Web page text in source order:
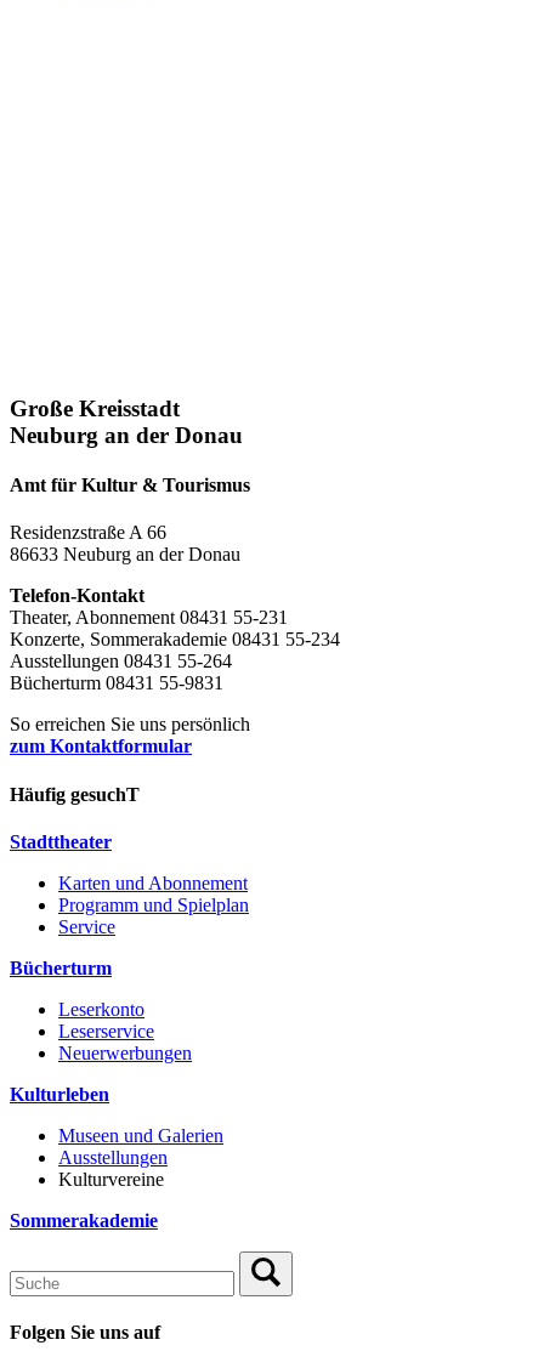
Große Kreisstadt
Neuburg an der Donau
Amt für Kultur & Tourismus
Residenzstraße A 66
86633 Neuburg an der Donau
Telefon-Kontakt
Theater, Abonnement 08431 55-231
Konzerte, Sommerakademie 08431 55-234
Ausstellungen 08431 55-264
Bücherturm 08431 55-9831
So erreichen Sie uns persönlich
zum Kontaktformular
Häufig gesuchT
Stadttheater
Karten und Abonnement
Programm und Spielplan
Service
Bücherturm
Leserkonto
Leserservice
Neuerwerbungen
Kulturleben
Museen und Galerien
Ausstellungen
Kulturvereine
Sommerakademie
Folgen Sie uns auf